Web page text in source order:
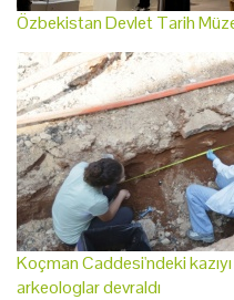
Özbekistan Devlet Tarih
Koçman Caddesi'ndeki
arkeologlar devraldı